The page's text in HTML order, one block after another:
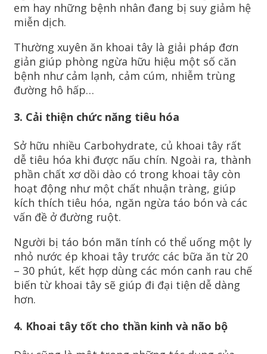
em hay những bệnh nhân đang bị suy giảm hệ
miễn dịch.
Thường xuyên ăn khoai tây là giải pháp đơn
giản giúp phòng ngừa hữu hiệu một số căn
bệnh như cảm lạnh, cảm cúm, nhiễm trùng
đường hô hấp…
3. Cải thiện chức năng tiêu hóa
Sở hữu nhiều Carbohydrate, củ khoai tây rất
dễ tiêu hóa khi được nấu chín. Ngoài ra, thành
phần chất xơ dồi dào có trong khoai tây còn
hoạt động như một chất nhuận tràng, giúp
kích thích tiêu hóa, ngăn ngừa táo bón và các
vấn đề ở đường ruột.
Người bị táo bón mãn tính có thể uống một ly
nhỏ nước ép khoai tây trước các bữa ăn từ 20
– 30 phút, kết hợp dùng các món canh rau chế
biến từ khoai tây sẽ giúp đi đại tiện dễ dàng
hơn.
4. Khoai tây tốt cho thần kinh và não bộ